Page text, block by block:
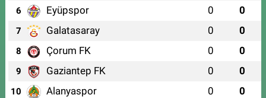
6 Eyüpspor 0 0
7 Galatasaray 0 0
8 Çorum FK 0 0
9 Gaziantep FK 0 0
10 Alanyaspor 0 0